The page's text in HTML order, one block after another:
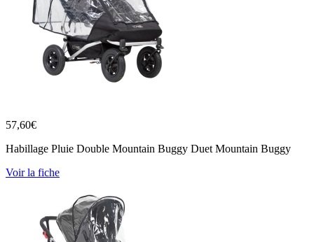
57,60€
Habillage Pluie Double Mountain Buggy Duet Mountain Buggy
Voir la fiche